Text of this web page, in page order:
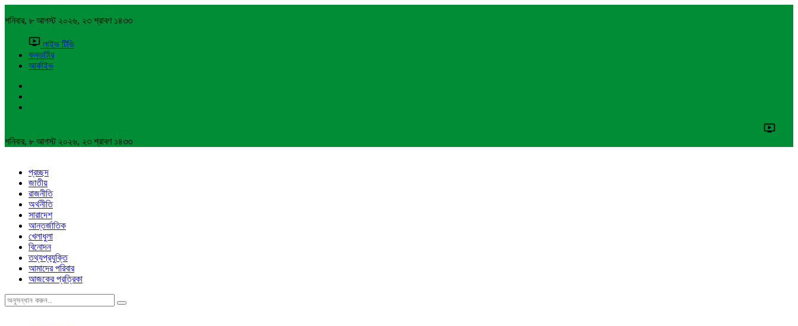
শনিবার, ৮ আগস্ট ২০২৬, ২৩ শ্রাবণ ১৪৩৩
লাইভ টিভি
কনভার্টার
আর্কাইভ
শনিবার, ৮ আগস্ট ২০২৬, ২৩ শ্রাবণ ১৪৩৩
প্রচ্ছদ
জাতীয়
রাজনীতি
অর্থনীতি
সারাদেশ
আন্তর্জাতিক
খেলাধুলা
বিনোদন
তথ্যপ্রযুক্তি
আমাদের পরিবার
আজকের প্রত্রিকা